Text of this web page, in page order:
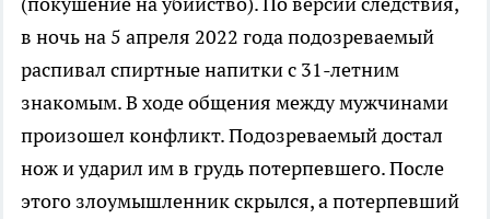
в ночь на 5 апреля 2022 года подозреваемый
распивал спиртные напитки с 31-летним
знакомым. В ходе общения между мужчинами
произошел конфликт. Подозреваемый достал
нож и ударил им в грудь потерпевшего. После
этого злоумышленник скрылся, а потерпевший